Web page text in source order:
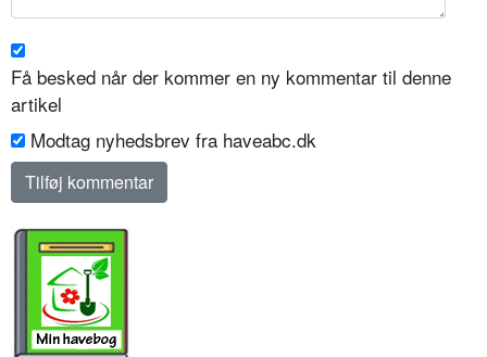
Få besked når der kommer en ny kommentar til denne
artikel
Modtag nyhedsbrev fra haveabc.dk